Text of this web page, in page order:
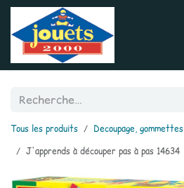
Se rendre au contenu
Tous les produits
Decoupage, gommettes
J'apprends à découper pas à pas 14634